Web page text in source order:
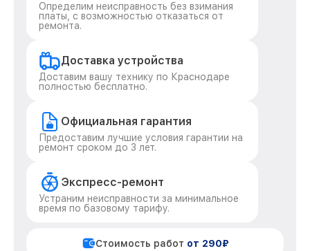
Определим неисправность без взимания
платы, с возможностью отказаться от
ремонта.
Доставка устройства
Доставим вашу технику по Краснодаре
полностью бесплатно.
Официальная гарантия
Предоставим лучшие условия гарантии на
ремонт сроком до 3 лет.
Экспресс-ремонт
Устраним неисправности за минимальное
время по базовому тарифу.
Стоимость работ от 290₽